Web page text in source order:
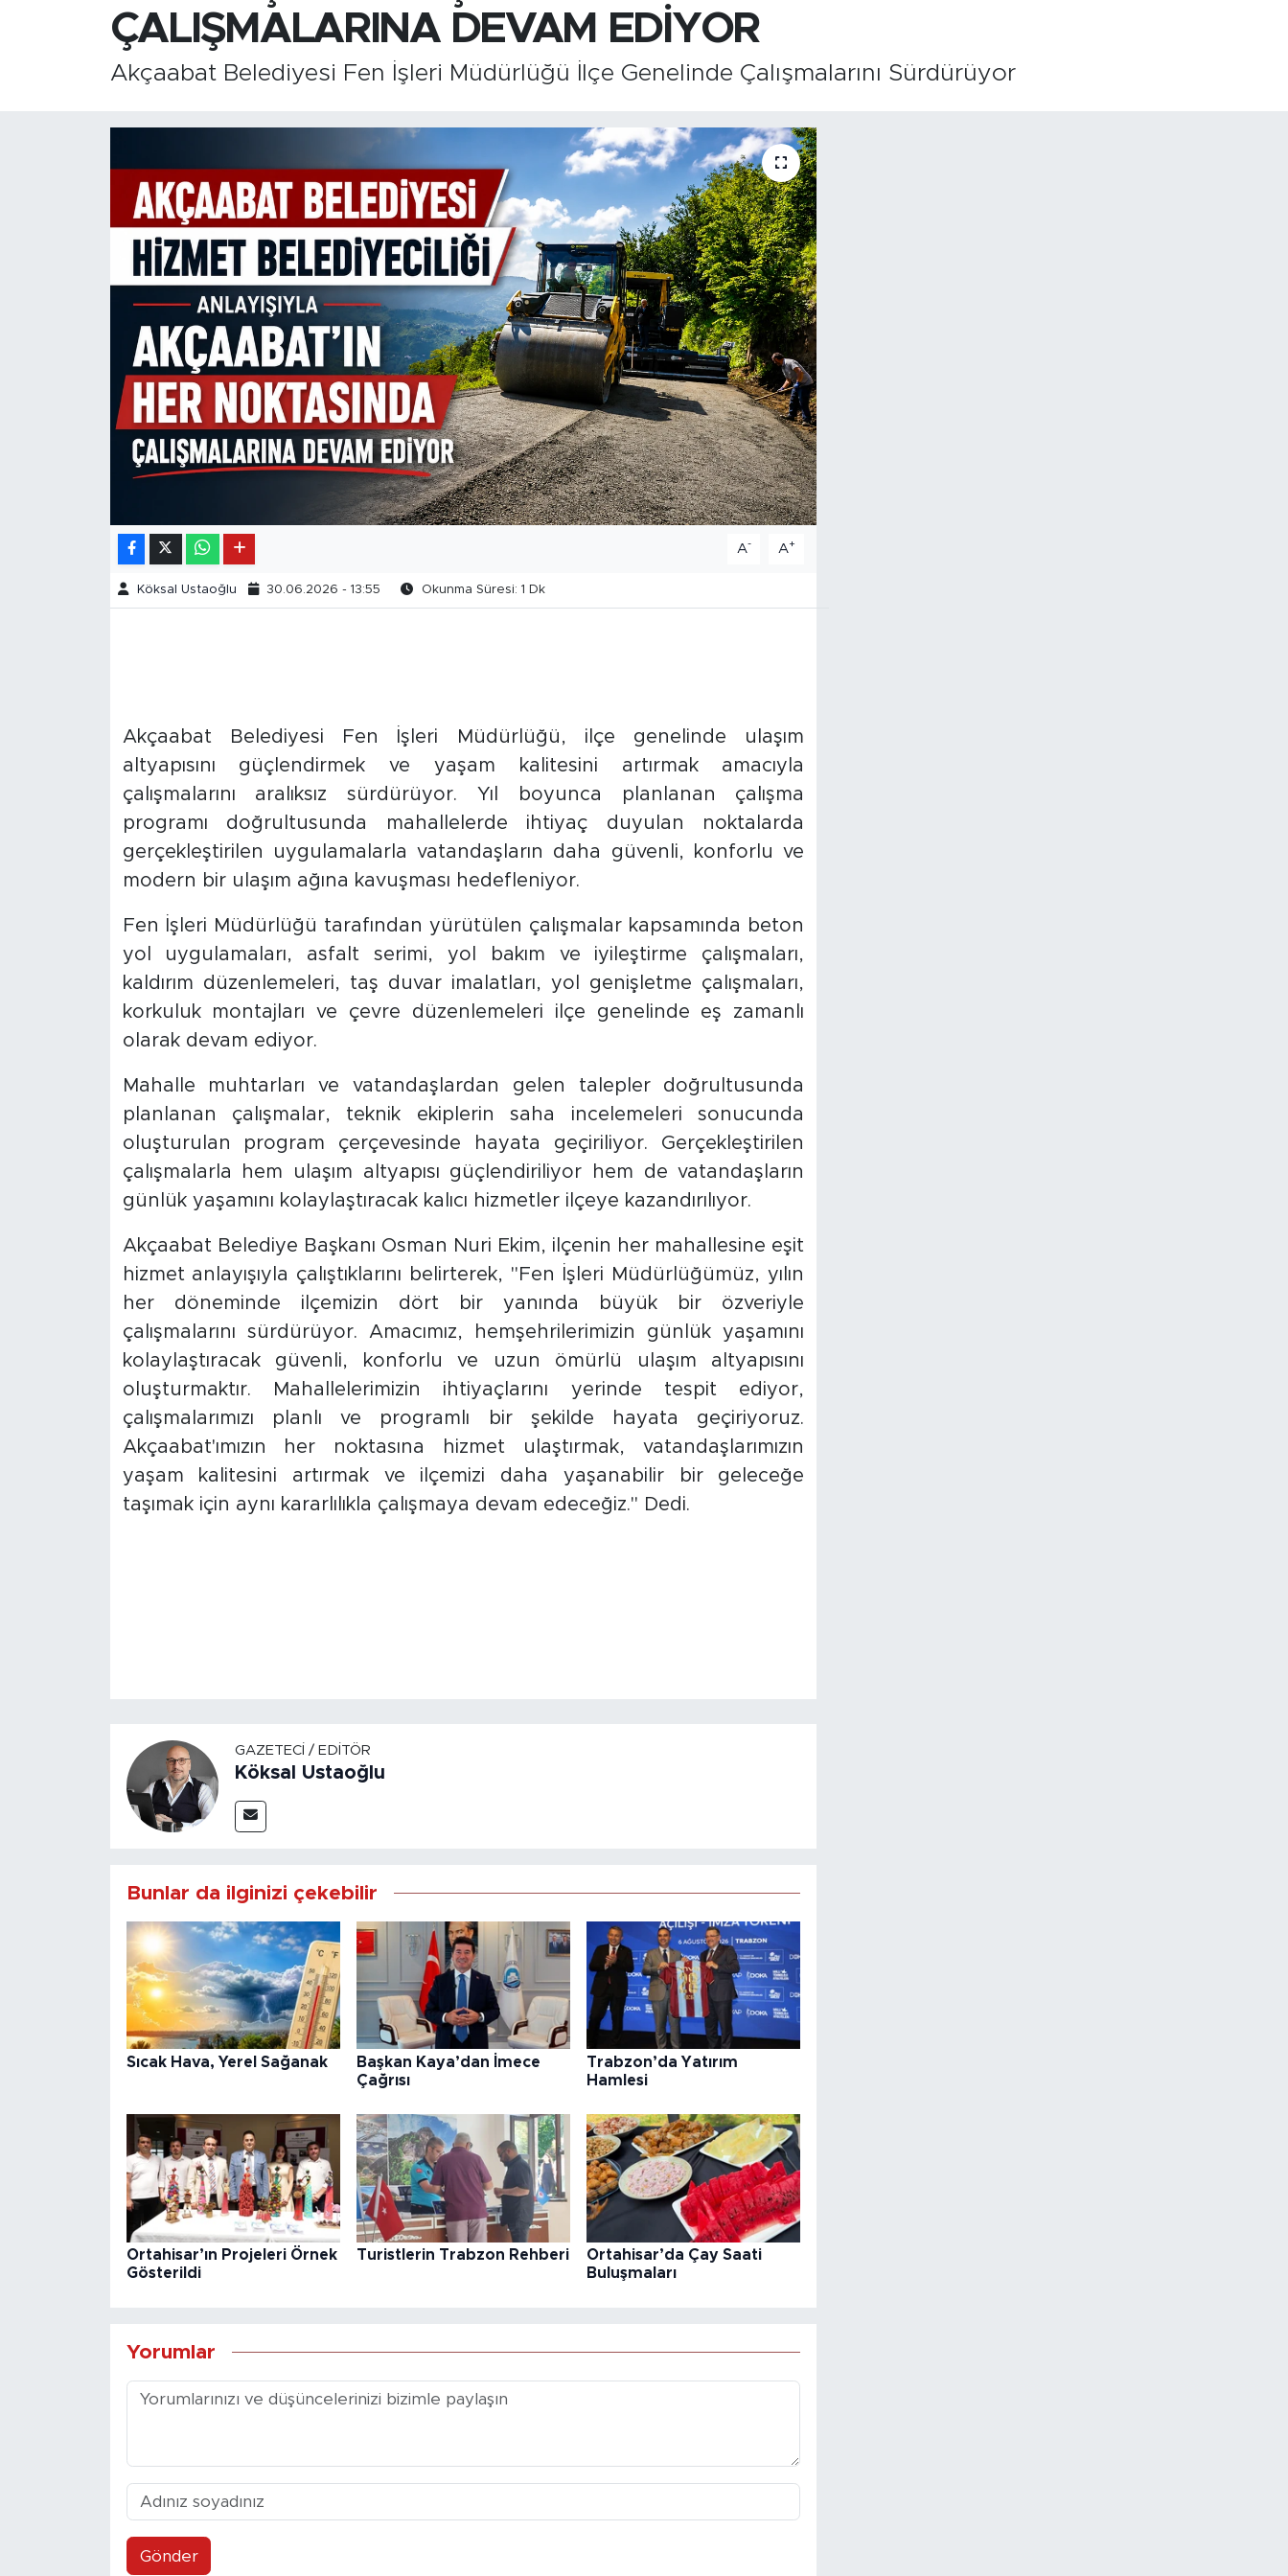
ÇALIŞMALARINA DEVAM EDİYOR
Akçaabat Belediyesi Fen İşleri Müdürlüğü İlçe Genelinde Çalışmalarını Sürdürüyor
A- A+
Köksal Ustaoğlu 30.06.2026 - 13:55 Okunma Süresi: 1 Dk
Akçaabat Belediyesi Fen İşleri Müdürlüğü, ilçe genelinde ulaşım
altyapısını güçlendirmek ve yaşam kalitesini artırmak amacıyla
çalışmalarını aralıksız sürdürüyor. Yıl boyunca planlanan çalışma
programı doğrultusunda mahallelerde ihtiyaç duyulan noktalarda
gerçekleştirilen uygulamalarla vatandaşların daha güvenli, konforlu ve
modern bir ulaşım ağına kavuşması hedefleniyor.
Fen İşleri Müdürlüğü tarafından yürütülen çalışmalar kapsamında beton
yol uygulamaları, asfalt serimi, yol bakım ve iyileştirme çalışmaları,
kaldırım düzenlemeleri, taş duvar imalatları, yol genişletme çalışmaları,
korkuluk montajları ve çevre düzenlemeleri ilçe genelinde eş zamanlı
olarak devam ediyor.
Mahalle muhtarları ve vatandaşlardan gelen talepler doğrultusunda
planlanan çalışmalar, teknik ekiplerin saha incelemeleri sonucunda
oluşturulan program çerçevesinde hayata geçiriliyor. Gerçekleştirilen
çalışmalarla hem ulaşım altyapısı güçlendiriliyor hem de vatandaşların
günlük yaşamını kolaylaştıracak kalıcı hizmetler ilçeye kazandırılıyor.
Akçaabat Belediye Başkanı Osman Nuri Ekim, ilçenin her mahallesine eşit
hizmet anlayışıyla çalıştıklarını belirterek, "Fen İşleri Müdürlüğümüz, yılın
her döneminde ilçemizin dört bir yanında büyük bir özveriyle
çalışmalarını sürdürüyor. Amacımız, hemşehrilerimizin günlük yaşamını
kolaylaştıracak güvenli, konforlu ve uzun ömürlü ulaşım altyapısını
oluşturmaktır. Mahallelerimizin ihtiyaçlarını yerinde tespit ediyor,
çalışmalarımızı planlı ve programlı bir şekilde hayata geçiriyoruz.
Akçaabat'ımızın her noktasına hizmet ulaştırmak, vatandaşlarımızın
yaşam kalitesini artırmak ve ilçemizi daha yaşanabilir bir geleceğe
taşımak için aynı kararlılıkla çalışmaya devam edeceğiz." Dedi.
GAZETECI / EDITÖR
Köksal Ustaoğlu
Bunlar da ilginizi çekebilir
Sıcak Hava, Yerel Sağanak
Başkan Kaya’dan İmece
Çağrısı
Trabzon’da Yatırım
Hamlesi
Ortahisar’ın Projeleri Örnek
Gösterildi
Turistlerin Trabzon Rehberi
Ortahisar’da Çay Saati
Buluşmaları
Yorumlar
Gönder